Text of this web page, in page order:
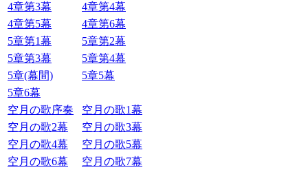
4章第3幕
4章第4幕
4章第5幕
4章第6幕
5章第1幕
5章第2幕
5章第3幕
5章第4幕
5章(幕間)
5章5幕
5章6幕
空月の歌序奏
空月の歌1幕
空月の歌2幕
空月の歌3幕
空月の歌4幕
空月の歌5幕
空月の歌6幕
空月の歌7幕